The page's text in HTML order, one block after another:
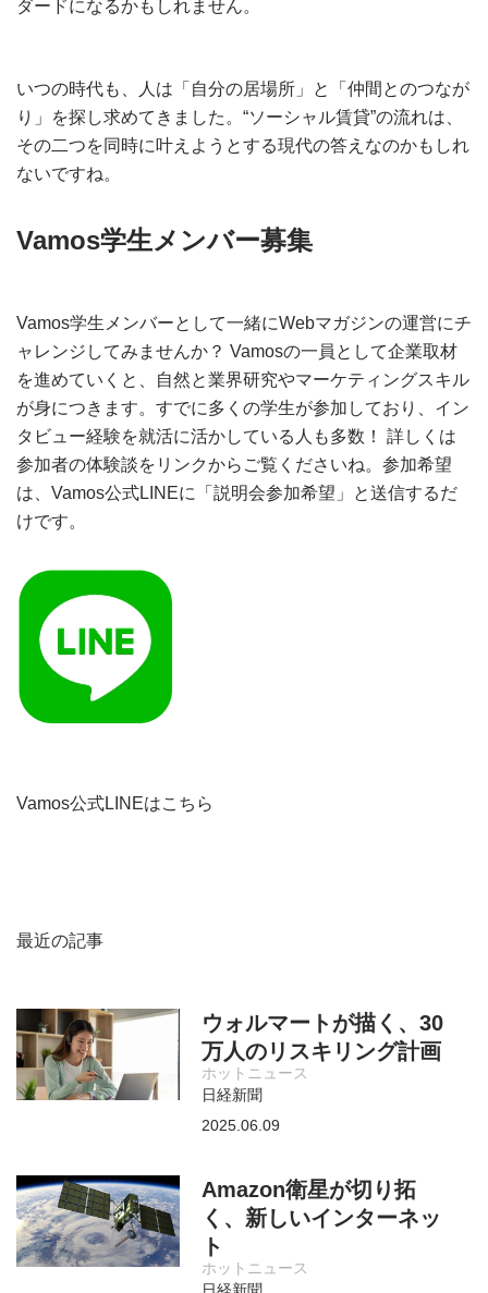
ダードになるかもしれません。
いつの時代も、人は「自分の居場所」と「仲間とのつなが
り」を探し求めてきました。“ソーシャル賃貸”の流れは、
その二つを同時に叶えようとする現代の答えなのかもしれ
ないですね。
Vamos学生メンバー募集
Vamos学生メンバーとして一緒にWebマガジンの運営にチ
ャレンジしてみませんか？ Vamosの一員として企業取材
を進めていくと、自然と業界研究やマーケティングスキル
が身につきます。すでに多くの学生が参加しており、イン
タビュー経験を就活に活かしている人も多数！ 詳しくは
参加者の体験談をリンクからご覧くださいね。参加希望
は、Vamos公式LINEに「説明会参加希望」と送信するだ
けです。
Vamos公式LINEはこちら
最近の記事
ウォルマートが描く、30
万人のリスキリング計画
ホットニュース
日経新聞
2025.06.09
Amazon衛星が切り拓
く、新しいインターネッ
ト
ホットニュース
日経新聞